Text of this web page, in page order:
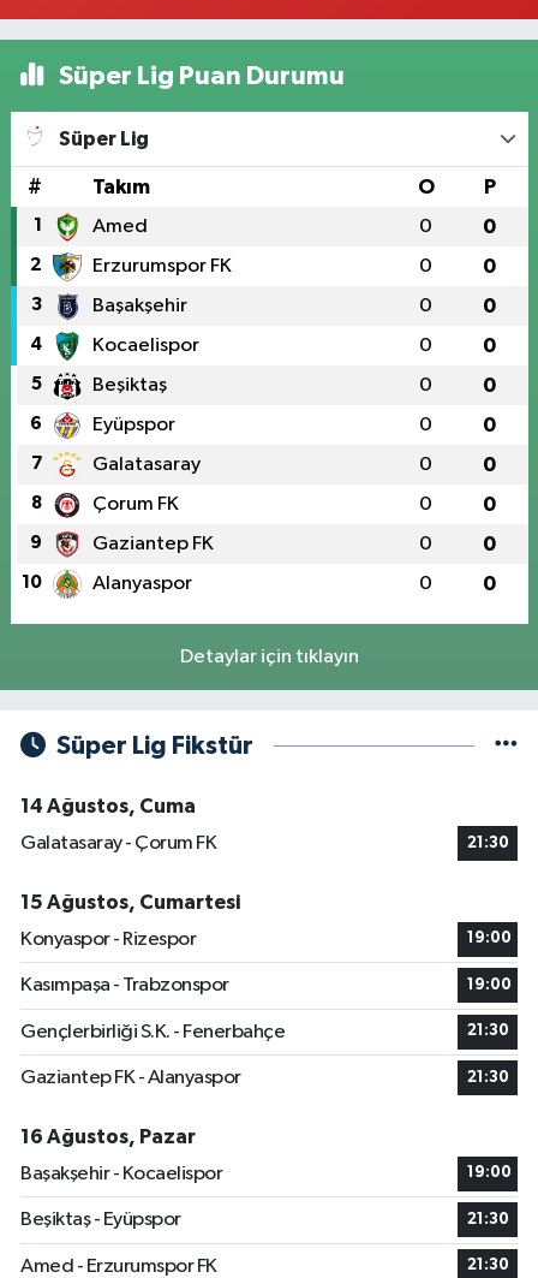
Süper Lig Puan Durumu
Süper Lig
# Takım O P
1 Amed 0 0
2 Erzurumspor FK 0 0
3 Başakşehir 0 0
4 Kocaelispor 0 0
5 Beşiktaş 0 0
6 Eyüpspor 0 0
7 Galatasaray 0 0
8 Çorum FK 0 0
9 Gaziantep FK 0 0
10 Alanyaspor 0 0
Detaylar için tıklayın
Süper Lig Fikstür
14 Ağustos, Cuma
Galatasaray - Çorum FK
21:30
15 Ağustos, Cumartesi
Konyaspor - Rizespor
19:00
Kasımpaşa - Trabzonspor 19:00
Gençlerbirliği S.K. - Fenerbahçe 21:30
Gaziantep FK - Alanyaspor 21:30
16 Ağustos, Pazar
Başakşehir - Kocaelispor
19:00
Beşiktaş - Eyüpspor 21:30
Amed - Erzurumspor FK 21:30